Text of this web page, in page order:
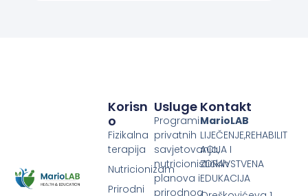
Usluge
Programi
privatnih
savjetovanja,
nutricionističkih
planova i
prirodnog
Korisn
O
Fizikalna
terapija
Nutricionizam
Prirodni
Kontakt
MarioLAB
LIJEČENJE,REHABILIT
ACIJA I
ZDRAVSTVENA
EDUKACIJA